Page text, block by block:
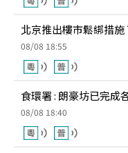
北京推出樓市鬆綁措
08/08 18:55
食環署 : 朗豪坊已完成
08/08 18:40